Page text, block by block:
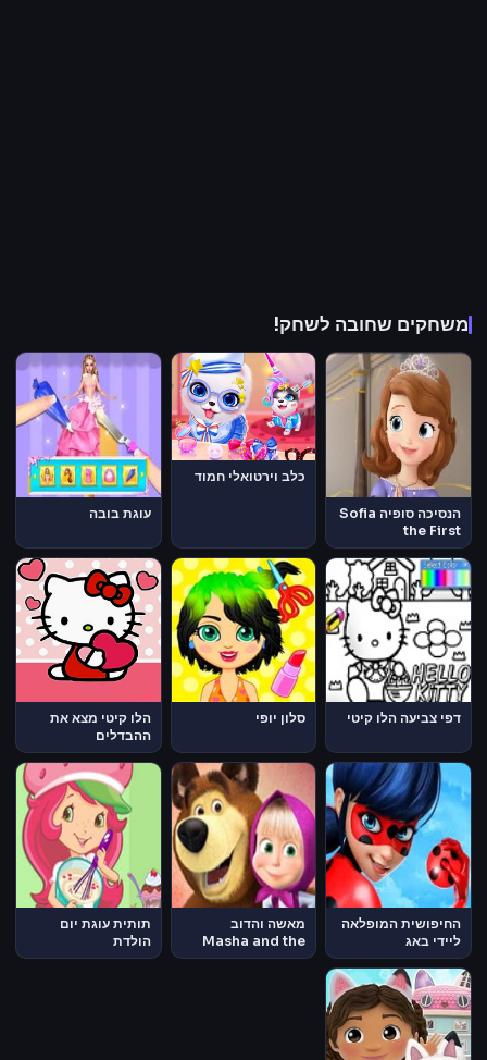
משחקים שחובה לשחק!
הנסיכה סופיה Sofia
the First
כלב וירטואלי חמוד
עוגת בובה
דפי צביעה הלו קיטי סלון יופי
הלו קיטי מצא את
ההבדלים
החיפושית המופלאה
ליידי באג
Miraculous
Ladybug
מאשה והדוב
Masha and the
Bear
תותית עוגת יום
הולדת